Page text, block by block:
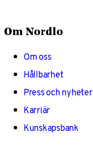
Om Nordlo
Om oss
Hållbarhet
Press och nyheter
Karriär
Kunskapsbank